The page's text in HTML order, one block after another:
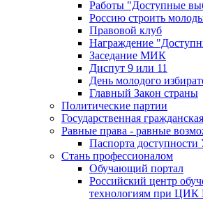
Работы "Доступные
Россию строить
Правовой клуб
Награждение
Заседание МИК
Диспут 9 или 11
День молодого
Главный Закон страны
Политические партии
Государственная
Равные права - равные
Паспорта
Стань профессионалом
Обучающий портал
Российский центр
технологиям при ЦИК